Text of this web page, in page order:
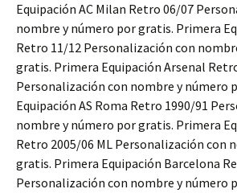
Equipación AC Milan Retro 06/07
nombre y número por gratis. Primera
Retro 11/12 Personalización con
gratis. Primera Equipación Arsenal
Personalización con nombre y número
Equipación AS Roma Retro 1990/91
nombre y número por gratis. Primera
Retro 2005/06 ML Personalización con
gratis. Primera Equipación Barcelona
Personalización con nombre y número